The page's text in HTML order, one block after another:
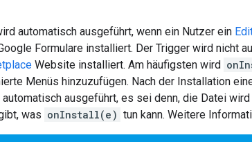
automatisch ausgeführt, wenn ein Nutzer ein
Formulare installiert. Der Trigger wird nicht
Website installiert. Am häufigsten wird
Menüs hinzuzufügen. Nach der Installation
automatisch ausgeführt, es sei denn, die Datei
was onInstall(e) tun kann. Weitere